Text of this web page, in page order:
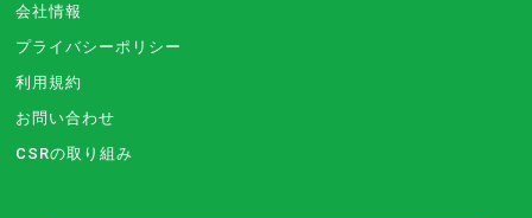
会社情報
プライバシーポリシー
利用規約
お問い合わせ
CSRの取り組み